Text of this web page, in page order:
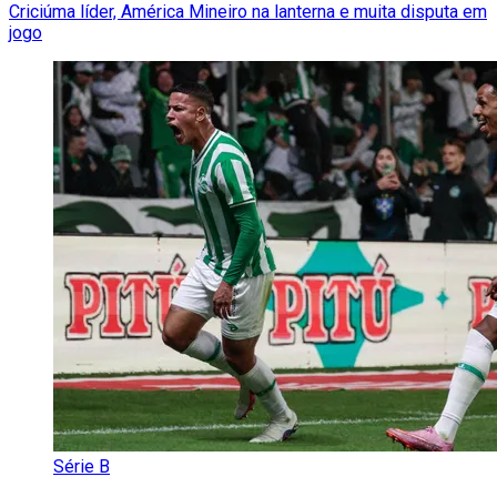
Criciúma líder, América Mineiro na lanterna e muita disputa em
jogo
Série B